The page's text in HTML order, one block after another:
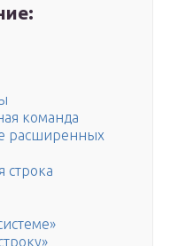
команда
расширенных
строка